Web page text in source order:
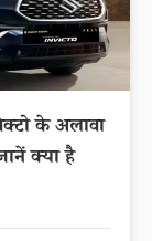
के अलावा
क्या है